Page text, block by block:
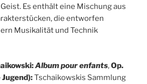
Es enthält eine Mischung aus
die entworfen
Musikalität und Technik
Album pour enfants,Op.
Tschaikowskis Sammlung